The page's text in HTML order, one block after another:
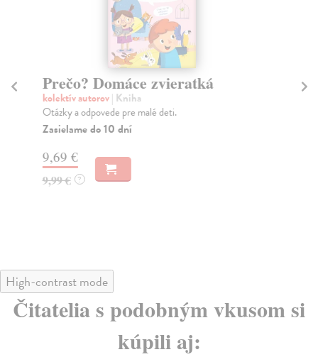
Prečo? Domáce zvieratká
kolektív autorov| Kniha
Otázky a odpovede pre malé deti.
Zasielame do 10 dní
9,69 €
9,99 € ?
High-contrast mode
Čitatelia s podobným vkusom si
kúpili aj: